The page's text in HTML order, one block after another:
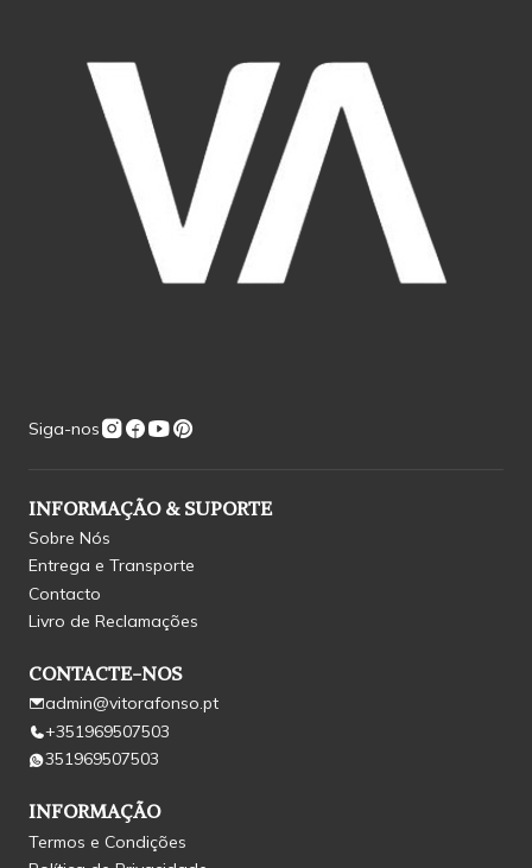
Siga-nos
INFORMAÇÃO & SUPORTE
Sobre Nós
Entrega e Transporte
Contacto
Livro de Reclamações
CONTACTE-NOS
admin@vitorafonso.pt
+351969507503
351969507503
INFORMAÇÃO
Termos e Condições